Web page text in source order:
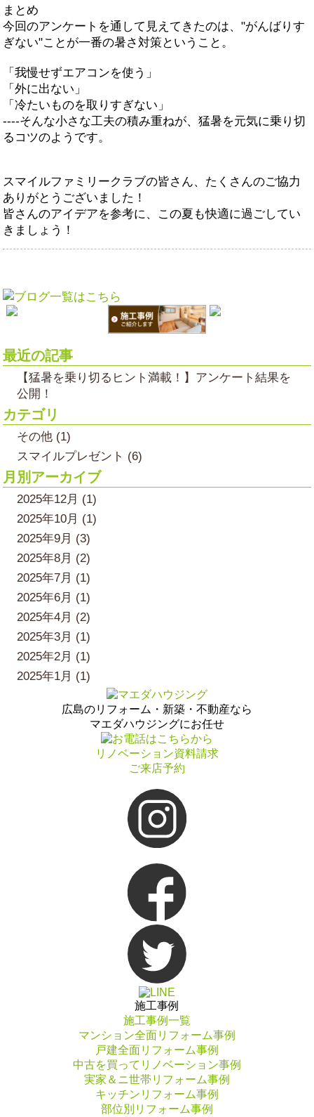
まとめ
今回のアンケートを通して見えてきたのは、"がんばりす
ぎない"ことが一番の暑さ対策ということ。
「我慢せずエアコンを使う」
「外に出ない」
「冷たいものを取りすぎない」
----そんな小さな工夫の積み重ねが、猛暑を元気に乗り切
るコツのようです。
スマイルファミリークラブの皆さん、たくさんのご協力
ありがとうございました！
皆さんのアイデアを参考に、この夏も快適に過ごしてい
きましょう！
最近の記事
【猛暑を乗り切るヒント満載！】アンケート結果を
公開！
カテゴリ
その他 (1)
スマイルプレゼント (6)
月別アーカイブ
2025年12月 (1)
2025年10月 (1)
2025年9月 (3)
2025年8月 (2)
2025年7月 (1)
2025年6月 (1)
2025年4月 (2)
2025年3月 (1)
2025年2月 (1)
2025年1月 (1)
広島のリフォーム・新築・不動産なら
マエダハウジングにお任せ
リノベーション資料請求
ご来店予約
施工事例
施工事例一覧
マンション全面リフォーム事例
戸建全面リフォーム事例
中古を買ってリノベーション事例
実家＆ニ世帯リフォーム事例
キッチンリフォーム事例
部位別リフォーム事例